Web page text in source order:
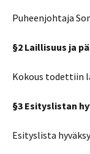
Puheenjohtaja
§2 Laillisuus ja
Kokous todettiin
§3 Esityslistan
Esityslista